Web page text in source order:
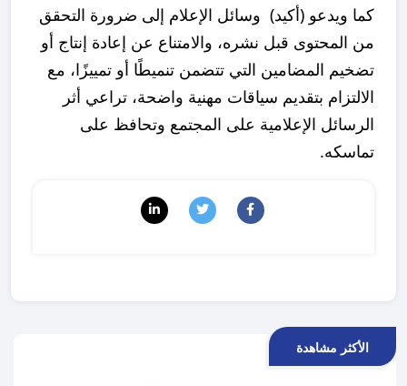
كما ويدعو (أكيد) وسائل الإعلام إلى ضرورة التحقق
من المحتوى قبل نشره، والامتناع عن إعادة إنتاج أو
تضخيم المضامين التي تتضمن تنميطًا أو تمييزًا، مع
الالتزام بتقديم سياقات مهنية واضحة، تراعي أثر
الرسائل الإعلامية على المجتمع وتحافظ على
تماسكه.
الأكثر مشاهدة